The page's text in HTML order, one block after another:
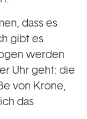
dass es
gibt es
werden
Uhr geht: die
von Krone,
das